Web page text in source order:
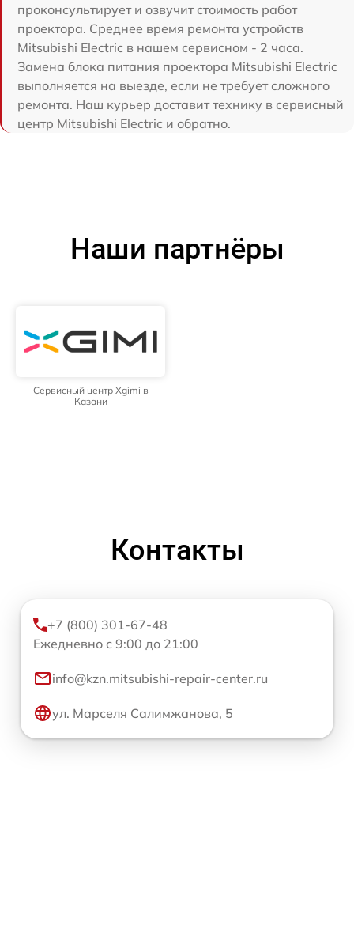
проконсультирует и озвучит стоимость работ
проектора. Среднее время ремонта устройств
Mitsubishi Electric в нашем сервисном - 2 часа.
Замена блока питания проектора Mitsubishi Electric
выполняется на выезде, если не требует сложного
ремонта. Наш курьер доставит технику в сервисный
центр Mitsubishi Electric и обратно.
Наши партнёры
Сервисный центр Xgimi в
Казани
Контакты
+7 (800) 301-67-48
Ежедневно с 9:00 до 21:00
info@kzn.mitsubishi-repair-center.ru
ул. Марселя Салимжанова, 5